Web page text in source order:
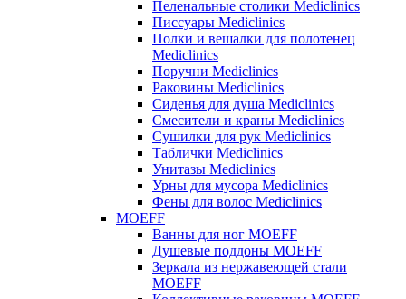
Пеленальные столики Mediclinics
Писсуары Mediclinics
Полки и вешалки для полотенец
Mediclinics
Поручни Mediclinics
Раковины Mediclinics
Сиденья для душа Mediclinics
Смесители и краны Mediclinics
Сушилки для рук Mediclinics
Таблички Mediclinics
Унитазы Mediclinics
Урны для мусора Mediclinics
Фены для волос Mediclinics
MOEFF
Ванны для ног MOEFF
Душевые поддоны MOEFF
Зеркала из нержавеющей стали
MOEFF